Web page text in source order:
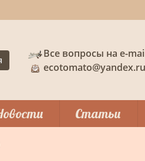
Все вопросы на e-
ecotomato@yandex.ru
Статьи